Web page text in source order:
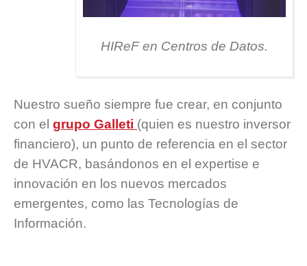
HIReF en Centros de Datos.
Nuestro sueño siempre fue crear, en conjunto
con el grupo Galleti (quien es nuestro inversor
financiero), un punto de referencia en el sector
de HVACR, basándonos en el expertise e
innovación en los nuevos mercados
emergentes, como las Tecnologías de
Información.